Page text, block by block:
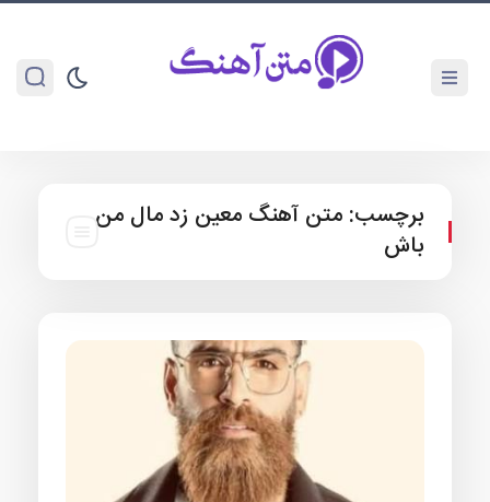
برچسب: متن آهنگ معین زد مال من
باش